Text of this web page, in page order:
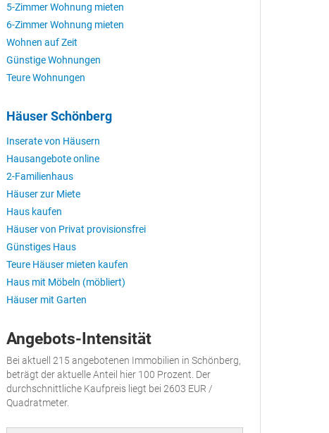
5-Zimmer Wohnung mieten
6-Zimmer Wohnung mieten
Wohnen auf Zeit
Günstige Wohnungen
Teure Wohnungen
Häuser Schönberg
Inserate von Häusern
Hausangebote online
2-Familienhaus
Häuser zur Miete
Haus kaufen
Häuser von Privat provisionsfrei
Günstiges Haus
Teure Häuser mieten kaufen
Haus mit Möbeln (möbliert)
Häuser mit Garten
Angebots-Intensität
Bei aktuell 215 angebotenen Immobilien in Schönberg,
beträgt der aktuelle Anteil hier 100 Prozent. Der
durchschnittliche Kaufpreis liegt bei 2603 EUR /
Quadratmeter.